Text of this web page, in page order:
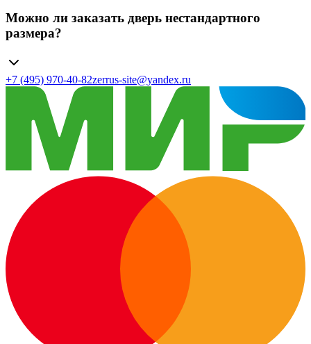
Можно ли заказать дверь нестандартного
размера?
+7 (495) 970-40-82zerrus-site@yandex.ru